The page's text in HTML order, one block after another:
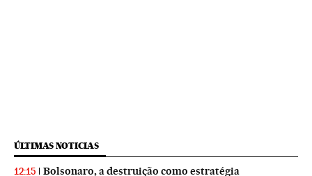
ÚLTIMAS NOTICIAS
12:15 Bolsonaro, a destruição como estratégia